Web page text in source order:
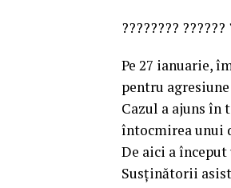
???????? ??????
Pe 27 ianuarie,
pentru
Cazul a ajuns în
întocmirea unui
De aici a
Susținătorii